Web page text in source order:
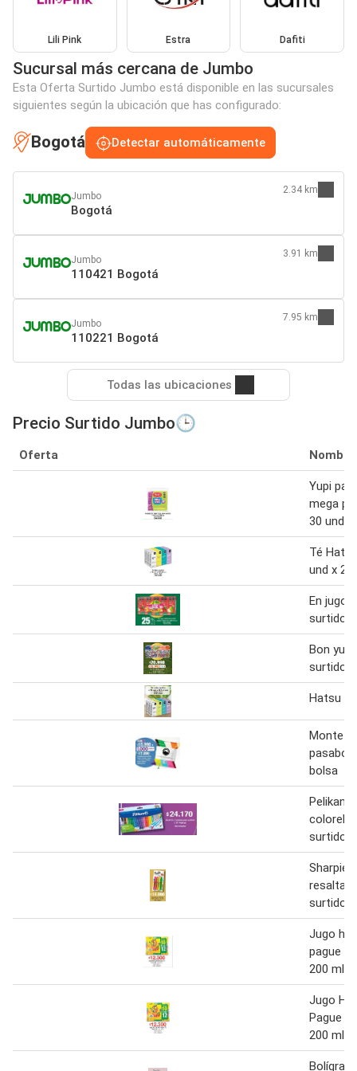
Lili Pink Estra Dafiti
Sucursal más cercana de Jumbo
Esta Oferta Surtido Jumbo está disponible en las sucursales
siguientes según la ubicación que has configurado:
Bogotá Detectar automáticamente
Jumbo
Bogotá
2.34 km
Jumbo
110421 Bogotá
3.91 km
Jumbo
110221 Bogotá
7.95 km
Todas las ubicaciones
Precio Surtido Jumbo🕒
Oferta Nombre
Yupi
mega
30 und x
Té
und x
En jugo
surtido
Bon yurt
surtido
Hatsu
Monte
bolsa
Pelikan
surtido
Sharpie
surtido
Jugo hit
pague
200 ml
Jugo Hit
Pague
200 ml
Bolígrafo